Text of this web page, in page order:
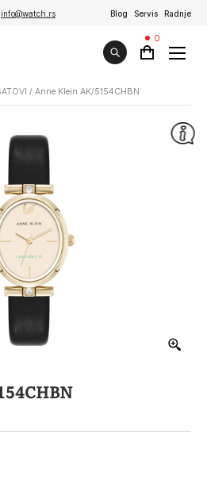
info@watch.rs Blog Servis Radnje
0
/ Anne Klein AK/5154CHBN